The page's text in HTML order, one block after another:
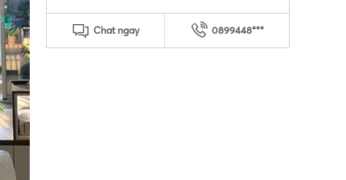
Chat ngay 0899448***